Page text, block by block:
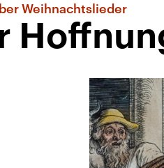
Weihnachtslieder